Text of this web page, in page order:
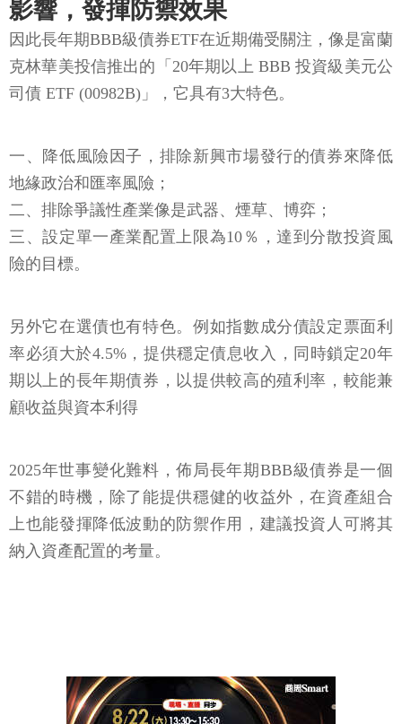
影響，發揮防禦效果
因此長年期BBB級債券ETF在近期備受關注，像是富蘭
克林華美投信推出的「20年期以上 BBB 投資級美元公
司債 ETF (00982B)」，它具有3大特色。
一、降低風險因子，排除新興市場發行的債券來降低
地緣政治和匯率風險；
二、排除爭議性產業像是武器、煙草、博弈；
三、設定單一產業配置上限為10％，達到分散投資風
險的目標。
另外它在選債也有特色。例如指數成分債設定票面利
率必須大於4.5%，提供穩定債息收入，同時鎖定20年
期以上的長年期債券，以提供較高的殖利率，較能兼
顧收益與資本利得
2025年世事變化難料，佈局長年期BBB級債券是一個
不錯的時機，除了能提供穩健的收益外，在資產組合
上也能發揮降低波動的防禦作用，建議投資人可將其
納入資產配置的考量。